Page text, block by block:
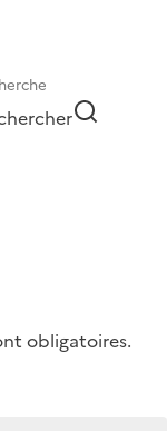
obligatoires.